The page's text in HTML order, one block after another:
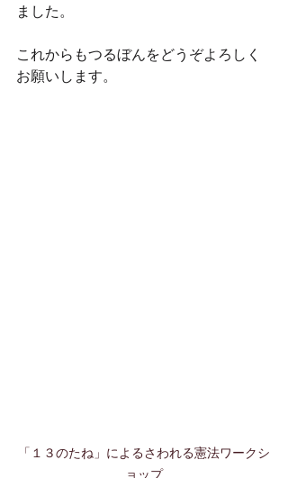
ました。
これからもつるぼんをどうぞよろしく
お願いします。
「１３のたね」によるさわれる憲法ワークシ
ョップ